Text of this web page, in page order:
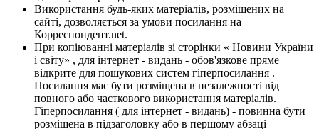
Використання будь-яких матеріалів, розміщених на
сайті, дозволяється за умови посилання на
Корреспондент.net.
При копіюванні матеріалів зі сторінки « Новини України
і світу» , для інтернет - видань - обов'язкове пряме
відкрите для пошукових систем гіперпосилання .
Посилання має бути розміщена в незалежності від
повного або часткового використання матеріалів.
Гіперпосилання ( для інтернет - видань) - повинна бути
розміщена в підзаголовку або в першому абзаці